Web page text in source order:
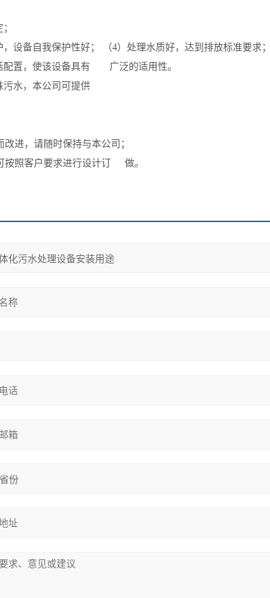
设备自我保护性好； （4）处理水质好，达到排放标准要求；
活配置，使该设备具有 广泛的适用性。
污水，本公司可提供
进，请随时保持与本公司；
按照客户要求进行设计订 做。